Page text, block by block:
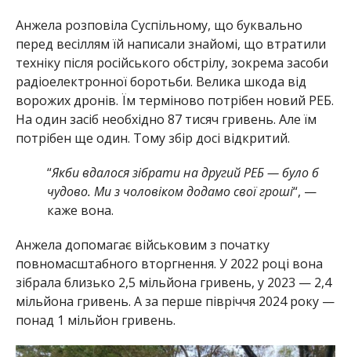
Анжела розповіла Суспільному, що буквально
перед весіллям їй написали знайомі, що втратили
техніку після російського обстрілу, зокрема засоби
радіоелектронної боротьби. Велика шкода від
ворожих дронів. Їм терміново потрібен новий РЕБ.
На один засіб необхідно 87 тисяч гривень. Але їм
потрібен ще один. Тому збір досі відкритий.
“Якби вдалося зібрати на другий РЕБ — було б
чудово. Ми з чоловіком додамо свої гроші“, —
каже вона.
Анжела допомагає військовим з початку
повномасштабного вторгнення. У 2022 році вона
зібрала близько 2,5 мільйона гривень, у 2023 — 2,4
мільйона гривень. А за перше півріччя 2024 року —
понад 1 мільйон гривень.